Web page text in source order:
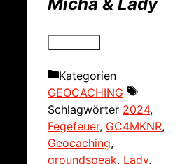
Kategorien
GEOCACHING
Schlagwörter 2024,
Fegefeuer, GC4MKNR,
Geocaching,
groundspeak, Lady,